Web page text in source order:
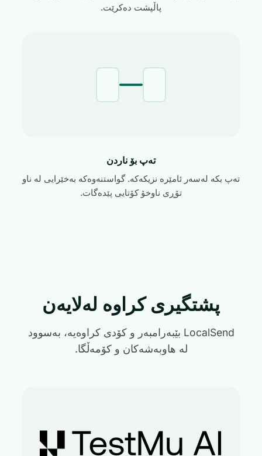
پاڵپشت دەکرێت.
تەپ بۆ ناردن
تەپ بکە لەسەر ئامێرە نزیکەکە. گواستنەوەکە بەخێرایی لە ناو
تۆڕی ناوخۆ کۆتایی پێدەگات.
پشتگیری کراوە لەلایەن
LocalSend بێبەرامبەر و کۆدی کراوەیە، بەسوود
لە هاوبەشەکان و کۆمەڵگا.